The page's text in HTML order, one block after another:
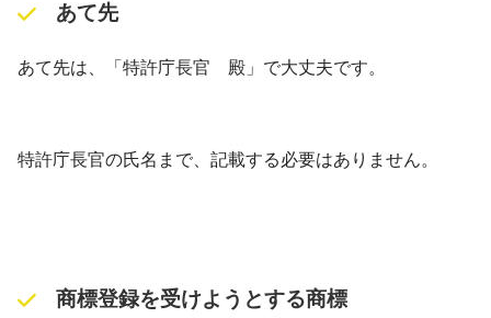
あて先
あて先は、「特許庁長官 殿」で大丈夫です。
特許庁長官の氏名まで、記載する必要はありません。
商標登録を受けようとする商標